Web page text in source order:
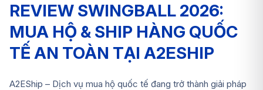
REVIEW SWINGBALL 2026:
MUA HỘ & SHIP HÀNG QUỐC
TẾ AN TOÀN TẠI A2ESHIP
A2EShip – Dịch vụ mua hộ quốc tế đang trở thành giải pháp